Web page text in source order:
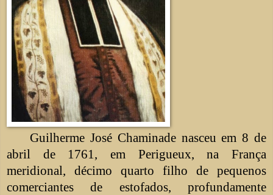
Guilherme José Chaminade nasceu em 8 de
abril de 1761, em Perigueux, na França
meridional, décimo quarto filho de pequenos
comerciantes de estofados, profundamente